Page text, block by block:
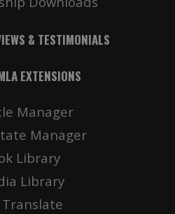
& TESTIMONIALS
EXTENSIONS
Manager
Manager
Library
Library
Translate